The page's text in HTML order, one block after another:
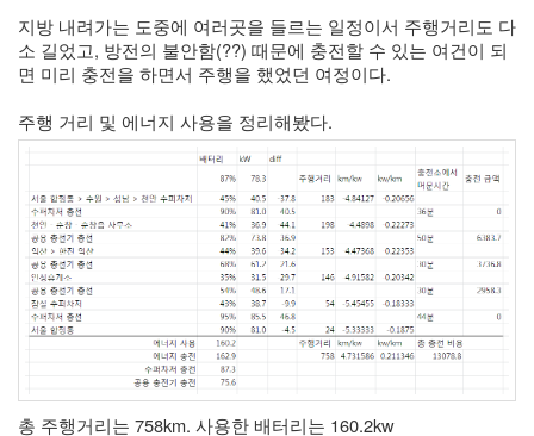
지방 내려가는 도중에 여러곳을 들르는 일정이서 주행거리도 다
소 길었고, 방전의 불안함(??) 때문에 충전할 수 있는 여건이 되
면 미리 충전을 하면서 주행을 했었던 여정이다.
주행 거리 및 에너지 사용을 정리해봤다.
총 주행거리는 758km. 사용한 배터리는 160.2kw